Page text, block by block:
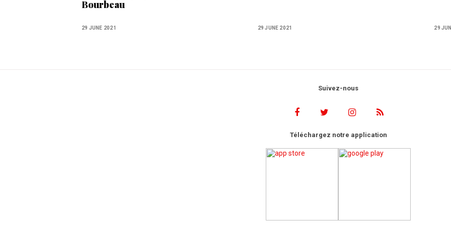
Bourbeau
29 JUNE 2021 29 JUNE 2021 29
Suivez-nous
Téléchargez notre application